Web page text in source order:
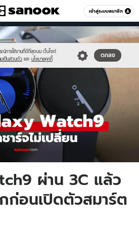
เข้าสู่ระบบสมาชิก
หมวดอื่นๆ
ณ์การใช้งานที่ดีที่สุดบน เว็บไซต์
เป็นส่วนตัว และ นโยบายคุกกี้
ตกลง
logo-wach9.jpg
ผ่าน 3C แล้ว
อนเปิดตัวสมาร์ต